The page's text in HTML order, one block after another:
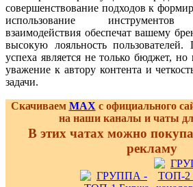
совершенствование подходов к
использование инструментов
взаимодействия обеспечат вашему
высокую лояльность
успеха является не только бюджет,
уважение к автору контента и
задачи.
Скачиваем MAX с официального
на наши каналы и чаты
В этих чатах можно
рекламу